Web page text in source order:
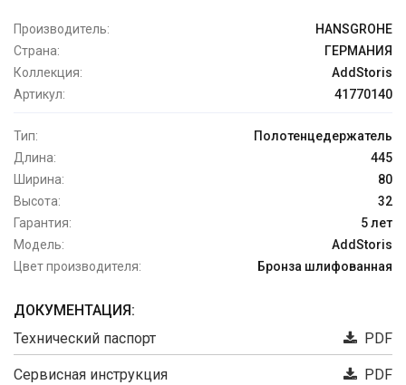
Производитель:
HANSGROHE
Страна:
ГЕРМАНИЯ
Коллекция:
AddStoris
Артикул:
41770140
Тип:
Полотенцедержатель
Длина:
445
Ширина:
80
Высота:
32
Гарантия:
5 лет
Модель:
AddStoris
Цвет производителя:
Бронза шлифованная
ДОКУМЕНТАЦИЯ:
Технический паспорт
PDF
Сервисная инструкция PDF